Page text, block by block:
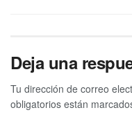
Deja una
Tu dirección de correo
obligatorios están